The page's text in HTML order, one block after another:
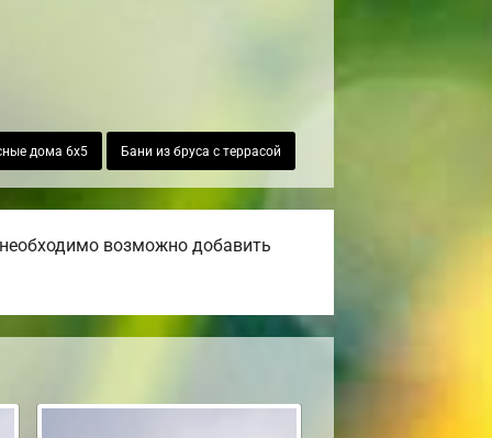
дома 6х5 Бани из бруса с террасой
возможно добавить